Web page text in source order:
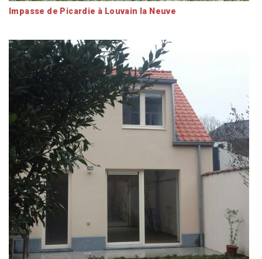
Impasse de Picardie à Louvain la Neuve